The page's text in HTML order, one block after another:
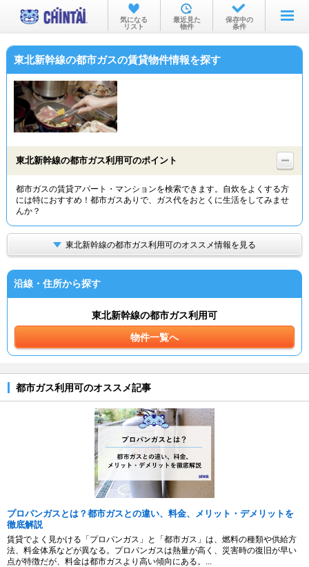
お部屋を探す
沿線・駅から
物件特集から
TOP
気になる
リスト
最近見た
物件
保存中の
条件
東北新幹線の都市ガスの賃貸物件情報を探す
東北新幹線の都市ガス利用可のポイント
都市ガスの賃貸アパート・マンションを検索できます。自炊をよくする方
には特におすすめ！都市ガスありで、ガス代をおとくに生活をしてみませ
んか？
東北新幹線の都市ガス利用可のオススメ情報を見る
沿線・住所から探す
東北新幹線の都市ガス利用可
物件一覧へ
都市ガス利用可のオススメ記事
プロパンガスとは？都市ガスとの違い、料金、メリット・デメリットを
徹底解説
賃貸でよく見かける「プロパンガス」と「都市ガス」は、燃料の種類や供給方
法、料金体系などが異なる。プロパンガスは熱量が高く、災害時の復旧が早い
点が特徴だが、料金は都市ガスより高い傾向にある。...